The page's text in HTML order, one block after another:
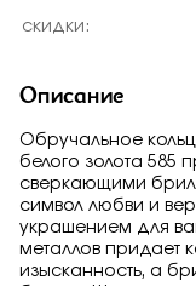
скидки:
Описание
Обручальное
белого золота 585
сверкающими
символ любви и
украшением для
металлов придает
изысканность, а